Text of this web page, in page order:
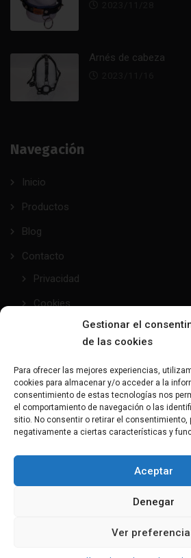
Gestionar el
de las cookies
Para ofrecer las mejores experiencias,
cookies para almacenar y/o acceder a la
consentimiento de estas tecnologías nos
el comportamiento de navegación o las
sitio. No consentir o retirar el consentimiento,
negativamente a ciertas características y
Aceptar
Denegar
Ver
Arnés de cabeza
Navegación
Inicio
Productos
Blog
Contacto
Privacidad
Cookies
Envía un email
(+34) 681 104 993
C/Maresme, 28 - 08191
Aquí nos encontrarás
Copyright 2023-2025 MundoFetish, All